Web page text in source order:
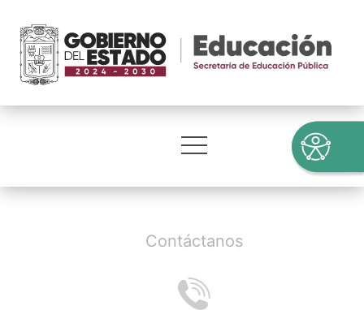
Contáctanos